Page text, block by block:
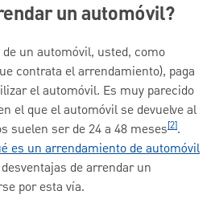
un automóvil?
un automóvil, usted, como
contrata el arrendamiento), paga
el automóvil. Es muy parecido
el que el automóvil se devuelve al
suelen ser de 24 a 48 meses[2].
es un arrendamiento deautomóvil
de arrendar un
por esta vía.